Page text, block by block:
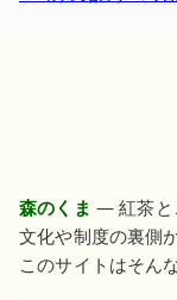
森のくま — 紅茶と
文化や制度の裏側
このサイトはそん